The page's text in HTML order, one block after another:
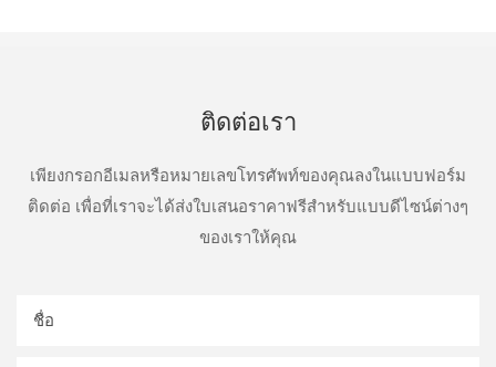
ติดต่อเรา
เพียงกรอกอีเมลหรือหมายเลขโทรศัพท์ของคุณลงในแบบฟอร์ม
ติดต่อ เพื่อที่เราจะได้ส่งใบเสนอราคาฟรีสำหรับแบบดีไซน์ต่างๆ
ของเราให้คุณ
ชื่อ